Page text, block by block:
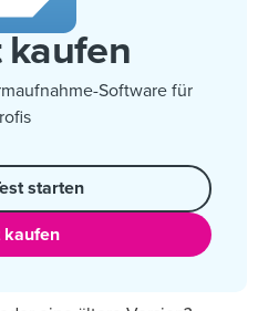
kaufen
Software für
starten
kaufen